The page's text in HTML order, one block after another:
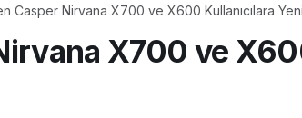
Casper Nirvana X700 ve X600 Kullanıcılara
X700 ve